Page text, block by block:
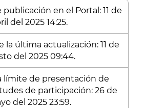
publicación en el Portal: 11 de
del 2025 14:25.
la última actualización: 11 de
del 2025 09:44.
límite de presentación de
de participación: 26 de
del 2025 23:59.